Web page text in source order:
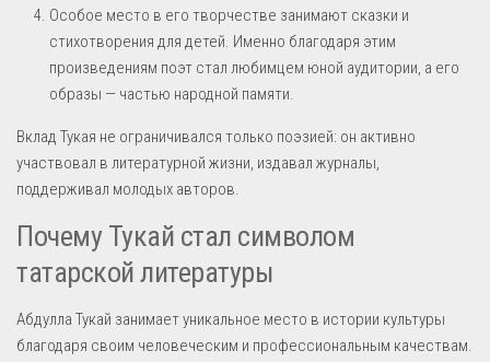
Особое место в его творчестве занимают сказки и
стихотворения для детей. Именно благодаря этим
произведениям поэт стал любимцем юной аудитории, а его
образы — частью народной памяти.
Вклад Тукая не ограничивался только поэзией: он активно
участвовал в литературной жизни, издавал журналы,
поддерживал молодых авторов.
Почему Тукай стал символом
татарской литературы
Абдулла Тукай занимает уникальное место в истории культуры
благодаря своим человеческим и профессиональным качествам.